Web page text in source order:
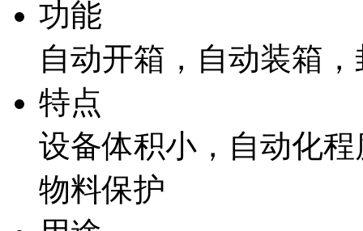
功能
自动开箱，自动装箱
特点
设备体积小，自动化
物料保护